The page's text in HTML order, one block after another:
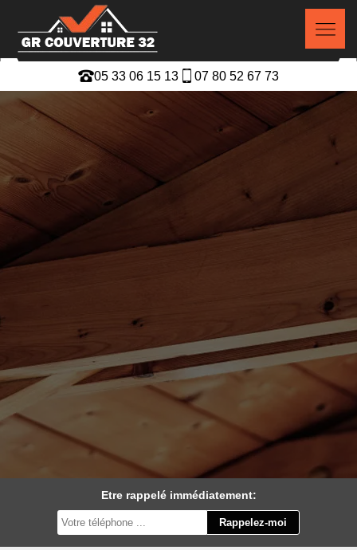
05 33 06 15 13 07 80 52 67 73
Etre rappelé immédiatement: